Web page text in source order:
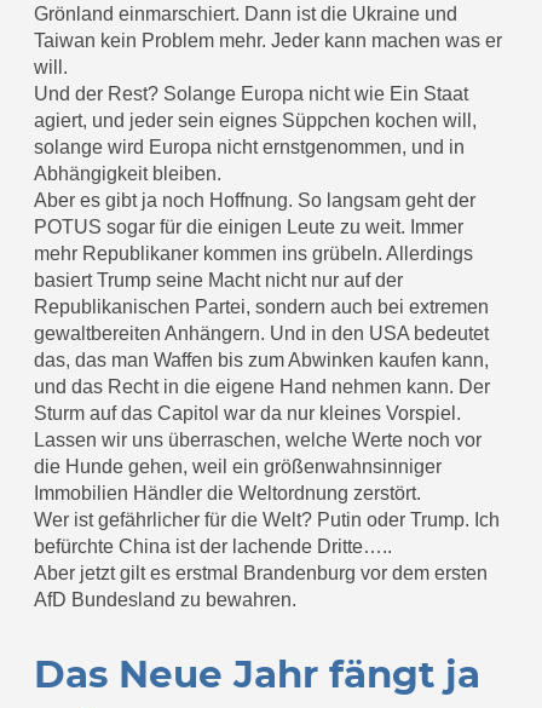
Grönland einmarschiert. Dann ist die Ukraine und
Taiwan kein Problem mehr. Jeder kann machen was er
will.
Und der Rest? Solange Europa nicht wie Ein Staat
agiert, und jeder sein eignes Süppchen kochen will,
solange wird Europa nicht ernstgenommen, und in
Abhängigkeit bleiben.
Aber es gibt ja noch Hoffnung. So langsam geht der
POTUS sogar für die einigen Leute zu weit. Immer
mehr Republikaner kommen ins grübeln. Allerdings
basiert Trump seine Macht nicht nur auf der
Republikanischen Partei, sondern auch bei extremen
gewaltbereiten Anhängern. Und in den USA bedeutet
das, das man Waffen bis zum Abwinken kaufen kann,
und das Recht in die eigene Hand nehmen kann. Der
Sturm auf das Capitol war da nur kleines Vorspiel.
Lassen wir uns überraschen, welche Werte noch vor
die Hunde gehen, weil ein größenwahnsinniger
Immobilien Händler die Weltordnung zerstört.
Wer ist gefährlicher für die Welt? Putin oder Trump. Ich
befürchte China ist der lachende Dritte…..
Aber jetzt gilt es erstmal Brandenburg vor dem ersten
AfD Bundesland zu bewahren.
Das Neue Jahr fängt ja